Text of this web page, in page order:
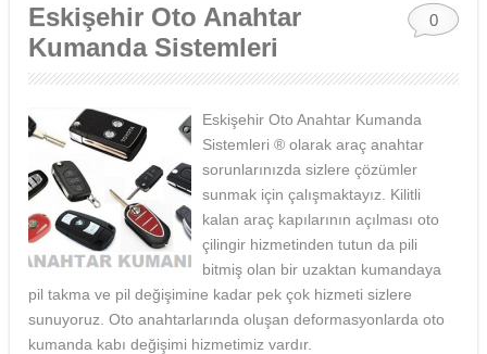
0
Eskişehir Oto Anahtar
Kumanda Sistemleri
Eskişehir Oto Anahtar Kumanda
Sistemleri ® olarak araç anahtar
sorunlarınızda sizlere çözümler
sunmak için çalışmaktayız. Kilitli
kalan araç kapılarının açılması oto
çilingir hizmetinden tutun da pili
bitmiş olan bir uzaktan kumandaya
pil takma ve pil değişimine kadar pek çok hizmeti sizlere
sunuyoruz. Oto anahtarlarında oluşan deformasyonlarda oto
kumanda kabı değişimi hizmetimiz vardır.